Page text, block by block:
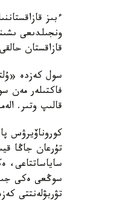
ءبىز
ونجىلدىعى
قازاقستان
سول كەزدە
فاكتىلەر مەن
قالىپ وتىر.
تۇرعان جاڭا
ساياساتتاعى،
سوڭعى ەكى
تۋربۋلەنتتى